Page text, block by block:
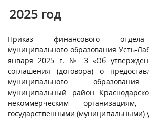
2025 год
Приказ финансового отдела
муниципального образования Усть-
января 2025 г. № 3 «Об
соглашения (договора) о
муниципального образования
муниципальный район
некоммерческим
государственными (муниципальными)